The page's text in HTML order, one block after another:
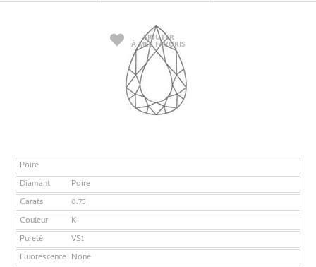
AJOUTER
À MES FAVORIS
Poire
Diamant
Poire
Carats
0.75
Couleur
K
Pureté
VS1
Fluorescence None